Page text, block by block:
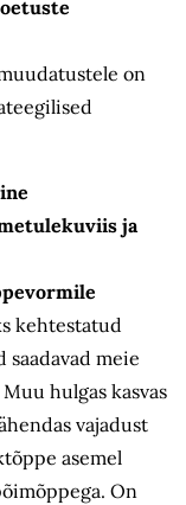
on
ja
kehtestatud
meie
hulgas kasvas
vajadust
asemel
On